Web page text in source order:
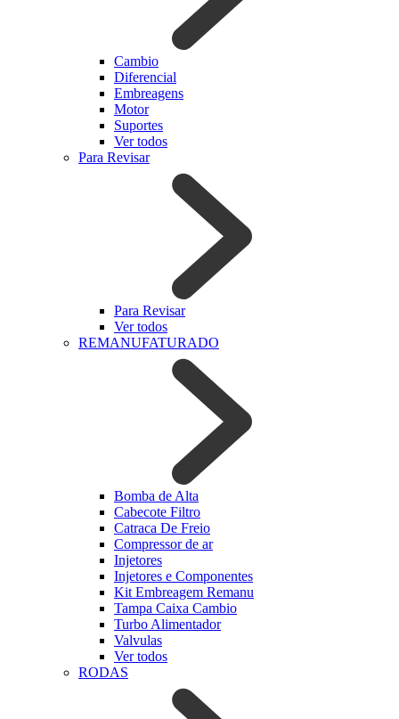
Cambio
Diferencial
Embreagens
Motor
Suportes
Ver todos
Para Revisar
Para Revisar
Ver todos
REMANUFATURADO
Bomba de Alta
Cabecote Filtro
Catraca De Freio
Compressor de ar
Injetores
Injetores e Componentes
Kit Embreagem Remanu
Tampa Caixa Cambio
Turbo Alimentador
Valvulas
Ver todos
RODAS